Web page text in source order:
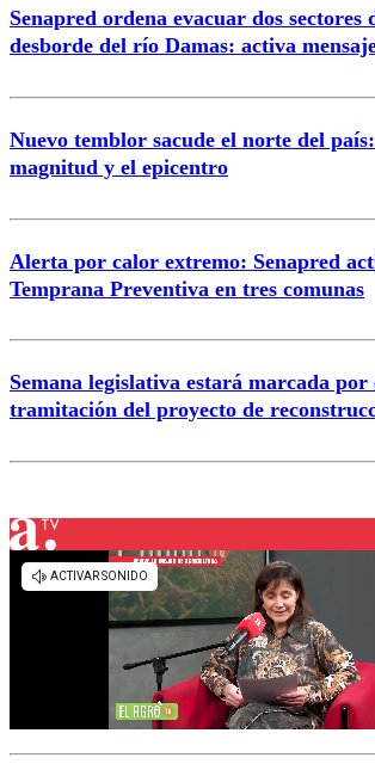
Senapred ordena evacuar dos sectores
desborde del río Damas: activa
Nuevo temblor sacude el norte del
magnitud y el epicentro
Alerta por calor extremo: Senapred
Temprana Preventiva en tres comunas
Semana legislativa estará marcada
tramitación del proyecto de